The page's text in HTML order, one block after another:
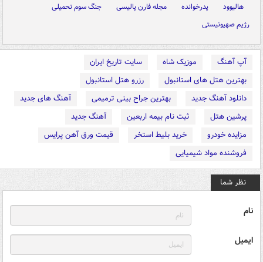
هالیوود پدرخوانده مجله فارن پالیسی
جنگ سوم تحمیلی
رژیم صهیونیستی
آپ آهنگ موزیک شاه
سایت تاریخ ایران
بهترین هتل های استانبول
رزرو هتل استانبول
دانلود آهنگ جدید
بهترین جراح بینی ترمیمی
آهنگ های جدید
پرشین هتل
ثبت نام بیمه اربعین
آهنگ جدید
مزایده خودرو
خرید بلیط استخر
قیمت ورق آهن پرایس
فروشنده مواد شیمیایی
نظر شما
نام
ایمیل